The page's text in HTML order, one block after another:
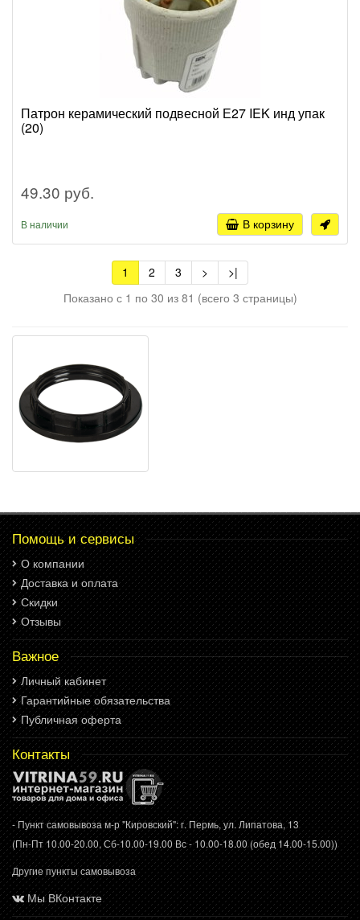
Патрон керамический подвесной Е27 IEK инд упак
(20)
49.30 руб.
В наличии В корзину
1 2 3 >
>|
Показано с 1 по 30 из 81 (всего 3 страницы)
Помощь и сервисы
О компании
Доставка и оплата
Скидки
Отзывы
Важное
Личный кабинет
Гарантийные обязательства
Публичная оферта
Контакты
- Пункт самовывоза м-р "Кировский": г. Пермь, ул. Липатова, 13
(Пн-Пт 10.00-20.00, Сб-10.00-19.00 Вс - 10.00-18.00 (обед 14.00-15.00))
Другие пункты самовывоза
Мы ВКонтакте